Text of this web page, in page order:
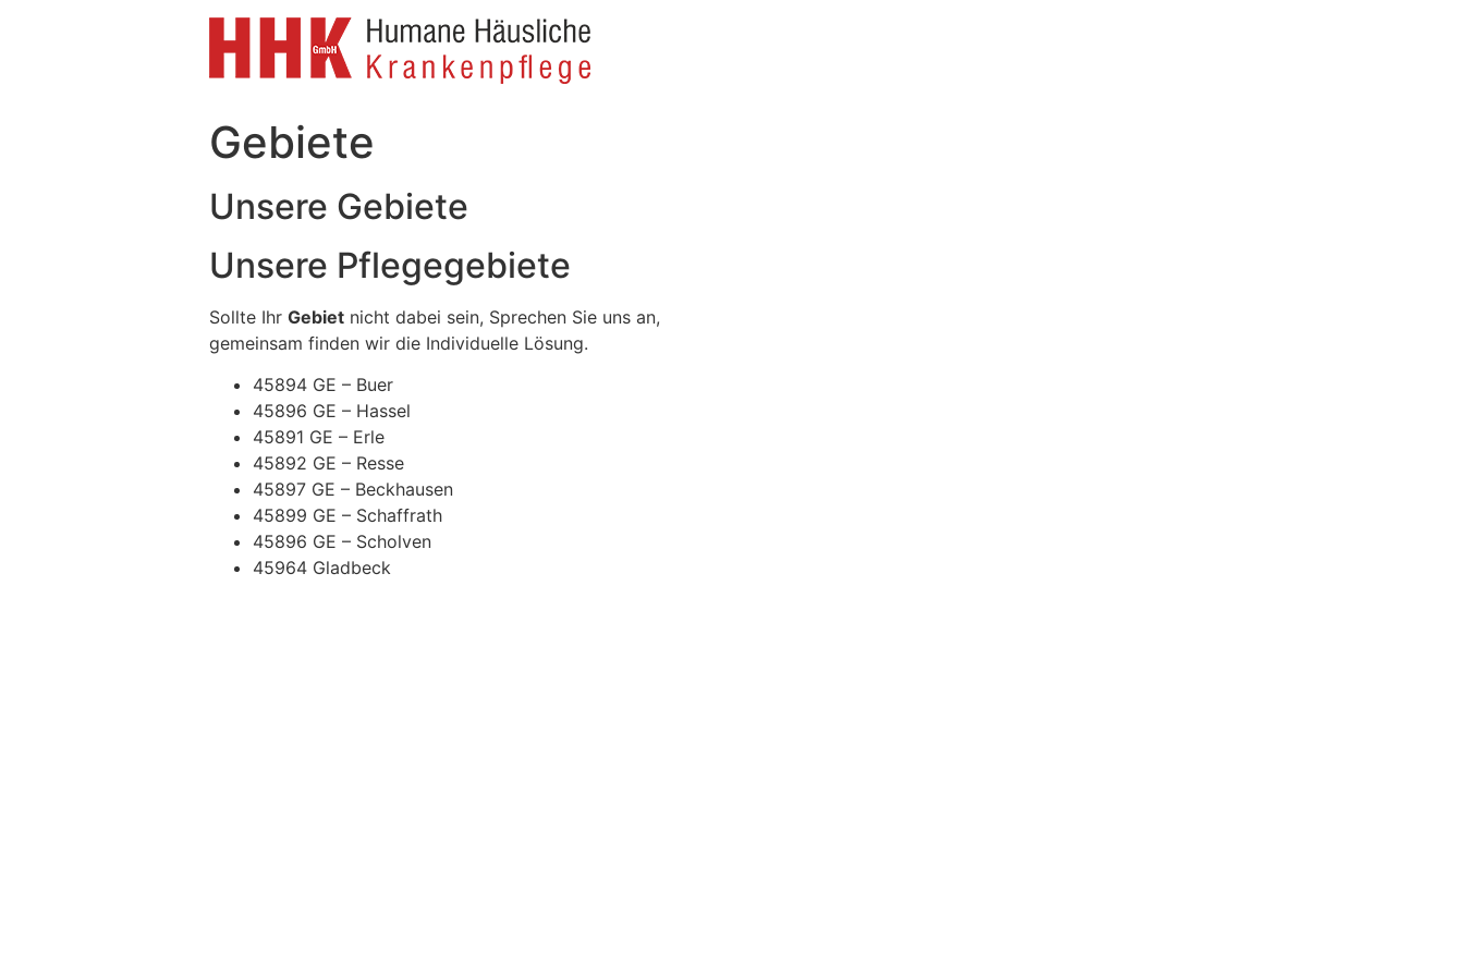
Gebiete
Unsere Gebiete
Unsere Pflegegebiete
Sollte Ihr Gebiet nicht dabei sein, Sprechen Sie uns an,
gemeinsam finden wir die Individuelle Lösung.
45894 GE – Buer
45896 GE – Hassel
45891 GE – Erle
45892 GE – Resse
45897 GE – Beckhausen
45899 GE – Schaffrath
45896 GE – Scholven
45964 Gladbeck